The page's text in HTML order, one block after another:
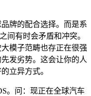
牌的配合选择。而是系
间有时会矛盾和冲突。
模子范畴也存正在很强
发劣势。这会让你的人
立异方式。
问：现正在全球汽车